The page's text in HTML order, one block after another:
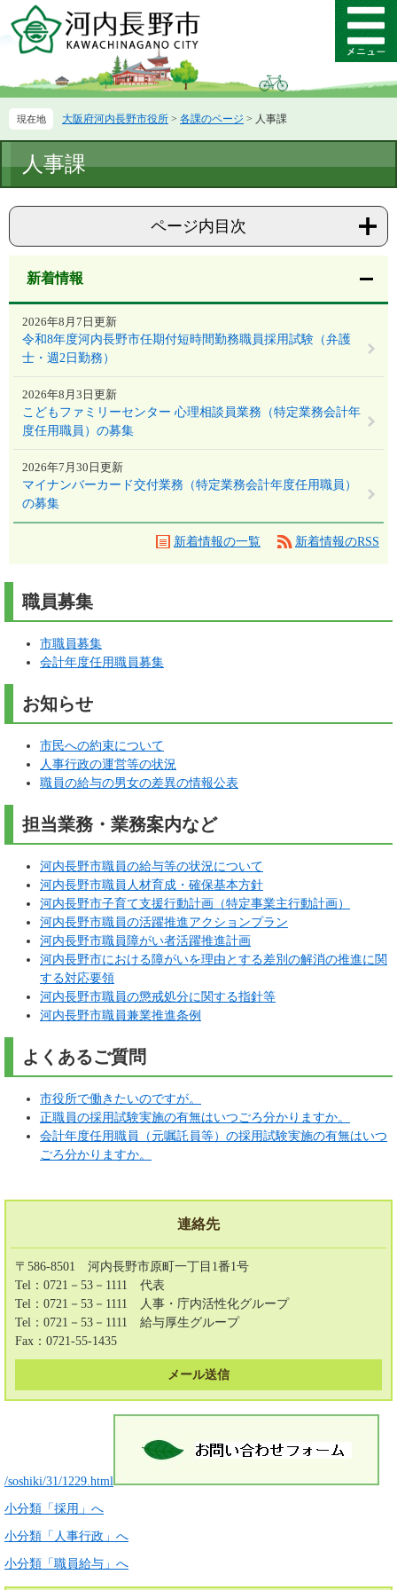
ー
先
す。
ニ
を
し
へ
メ
ニ
ー
大阪府河内長野市役所 > 各課のページ > 人事課
文
人事課
ページ内目次
新着情報
令和8年度河内長野市任期付短時間勤務職員採用試験（弁護
士・週2日勤務）
2026年8月7日更新
こどもファミリーセンター 心理相談員業務（特定業務会計年
度任用職員）の募集
2026年8月3日更新
マイナンバーカード交付業務（特定業務会計年度任用職員）
の募集
2026年7月30日更新
新着情報の一覧 新着情報のRSS
職員募集
市職員募集
会計年度任用職員募集
お知らせ
市民への約束について
人事行政の運営等の状況
職員の給与の男女の差異の情報公表
担当業務・業務案内など
河内長野市職員の給与等の状況について
河内長野市職員人材育成・確保基本方針
河内長野市子育て支援行動計画（特定事業主行動計画）
河内長野市職員の活躍推進アクションプラン
河内長野市職員障がい者活躍推進計画
河内長野市における障がいを理由とする差別の解消の推進に関
する対応要領
河内長野市職員の懲戒処分に関する指針等
河内長野市職員兼業推進条例
よくあるご質問
市役所で働きたいのですが。
正職員の採用試験実施の有無はいつごろ分かりますか。
会計年度任用職員（元嘱託員等）の採用試験実施の有無はいつ
ごろ分かりますか。
連絡先
〒586-8501 河内長野市原町一丁目1番1号
Tel：0721－53－1111
代表
Tel：0721－53－1111
人事・庁内活性化グループ
Tel：0721－53－1111
給与厚生グループ
Fax：0721-55-1435
メール送信
/soshiki/31/1229.html
小分類「採用」へ
小分類「人事行政」へ
小分類「職員給与」へ